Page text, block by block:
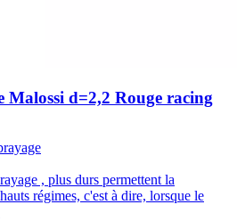
Malossi d=2,2 Rouge racing
, plus durs permettent la
régimes, c'est à dire, lorsque le